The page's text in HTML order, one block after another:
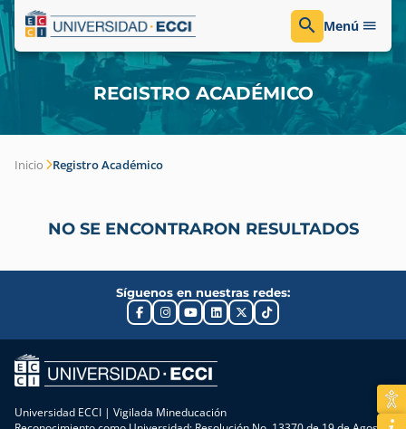
Menú
REGISTRO ACADÉMICO
Inicio Registro Académico
NO SE ENCONTRARON RESULTADOS
Síguenos en nuestras redes:
Universidad ECCI | Vigilada Mineducación